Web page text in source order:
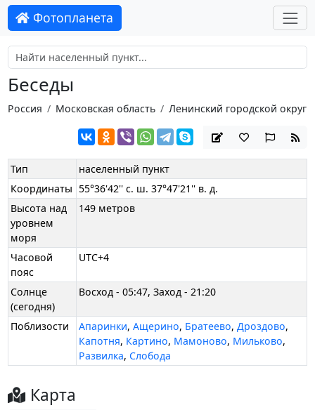
Фотопланета
Беседы
Россия Московская область Ленинский городской округ
Тип
населенный пункт
Координаты 55°36'42'' с. ш. 37°47'21'' в. д.
Высота над
уровнем
моря
149 метров
Часовой
пояс
UTC+4
Солнце
(сегодня)
Восход - 05:47, Заход - 21:20
Поблизости Апаринки,Ащерино, Братеево,Дроздово,
Капотня, Картино, Мамоново, Мильково,
Развилка, Слобода
Карта